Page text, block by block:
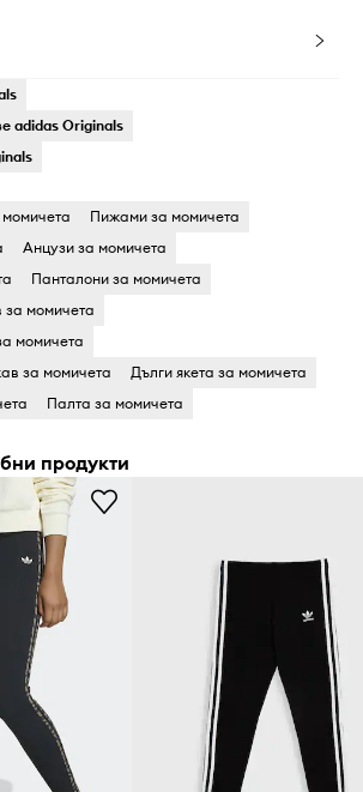
adidas Originals
Пижами за момичета
Анцузи за момичета
Панталони за момичета
за момичета
момичета
за момичета
Дълги якета за момичета
Палта за момичета
продукти